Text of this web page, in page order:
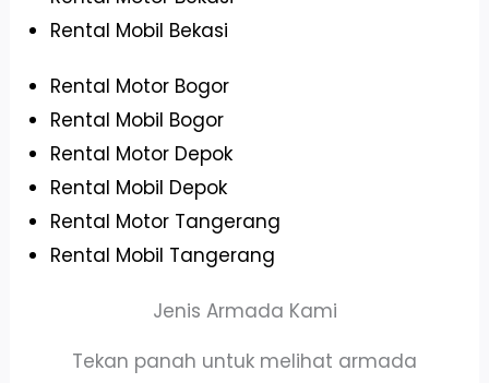
Rental Mobil Bekasi
Rental Motor Bogor
Rental Mobil Bogor
Rental Motor Depok
Rental Mobil Depok
Rental Motor Tangerang
Rental Mobil Tangerang
Jenis Armada Kami
Tekan panah untuk melihat armada